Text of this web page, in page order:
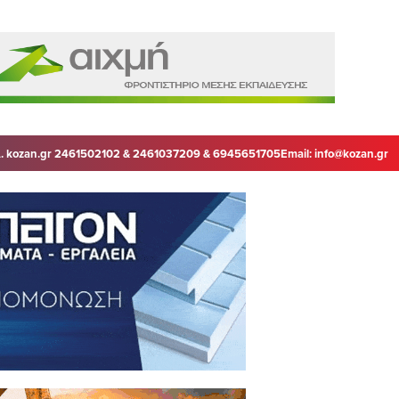
kozan.gr 2461502102 & 2461037209 & 6945651705Email:info@kozan.gr